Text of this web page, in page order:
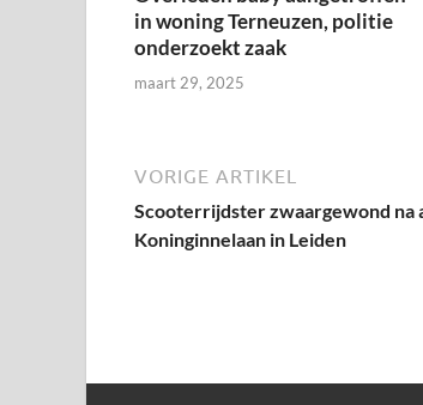
in woning Terneuzen, politie
onderzoekt zaak
maart 29, 2025
VORIGE ARTIKEL
Scooterrijdster zwaargewond na
Koninginnelaan in Leiden